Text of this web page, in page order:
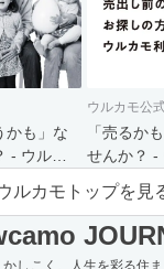
かも」な
- ウルカ
ウルカモ公
「売るか
せんか？ -
主さま向け
ルカモトップを見
かしこく、人生を彩る住